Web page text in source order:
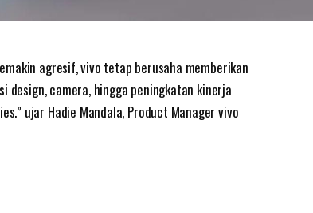
agresif, vivo tetap berusaha memberikan
camera, hingga peningkatan kinerja
ujar Hadie Mandala, Product Manager vivo